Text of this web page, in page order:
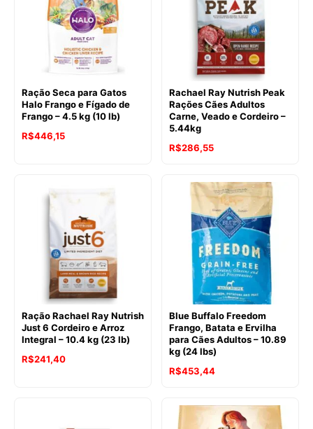
Ração Seca para Gatos
Halo Frango e Fígado de
Frango – 4.5 kg (10 lb)
R$446,15
Rachael Ray Nutrish Peak
Rações Cães Adultos
Carne, Veado e Cordeiro –
5.44kg
R$286,55
Ração Rachael Ray Nutrish
Just 6 Cordeiro e Arroz
Integral – 10.4 kg (23 lb)
R$241,40
Blue Buffalo Freedom
Frango, Batata e Ervilha
para Cães Adultos – 10.89
kg (24 lbs)
R$453,44